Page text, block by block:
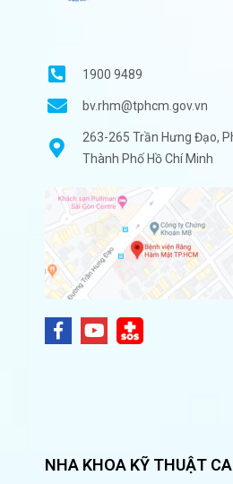
1900 9489
bv.rhm@tphcm.gov.vn
263-265 Trần Hưng Đạo,
Thành Phố Hồ Chí Minh
NHA KHOA KỸ THUẬT